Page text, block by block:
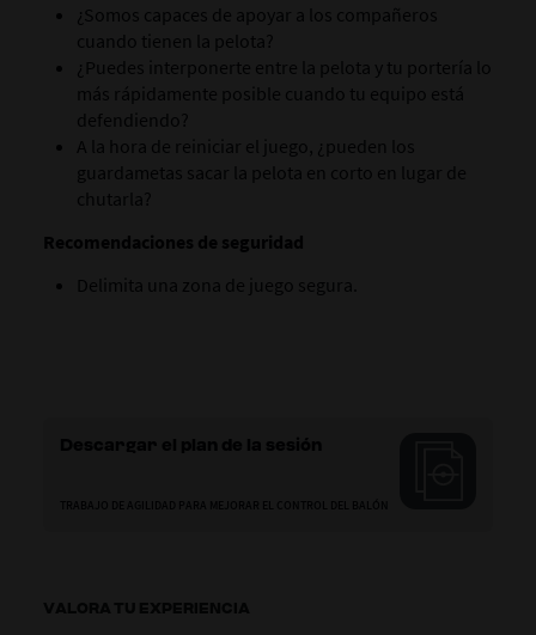
¿Somos capaces de apoyar a los compañeros
cuando tienen la pelota?
¿Puedes interponerte entre la pelota y tu portería lo
más rápidamente posible cuando tu equipo está
defendiendo?
A la hora de reiniciar el juego, ¿pueden los
guardametas sacar la pelota en corto en lugar de
chutarla?
Recomendaciones de seguridad
Delimita una zona de juego segura.